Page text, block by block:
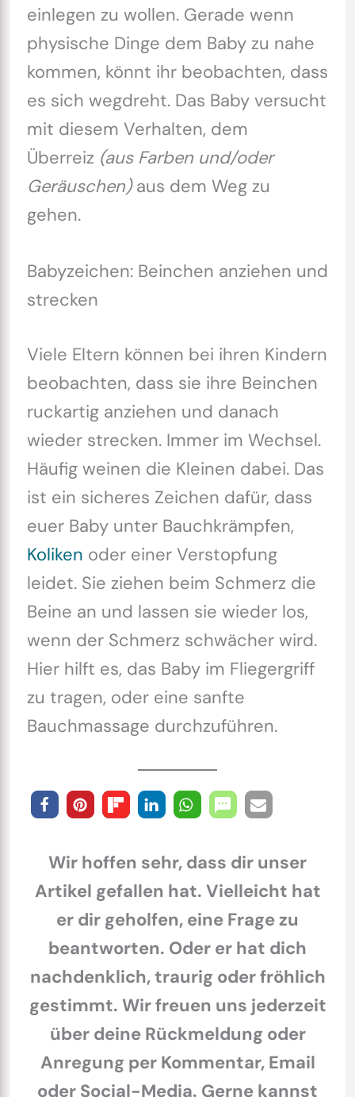
einlegen zu wollen. Gerade wenn
physische Dinge dem Baby zu nahe
kommen, könnt ihr beobachten, dass
es sich wegdreht. Das Baby versucht
mit diesem Verhalten, dem
Überreiz (aus Farben und/oder
Geräuschen)aus dem Weg zu
gehen.
Babyzeichen: Beinchen anziehen und
strecken
Viele Eltern können bei ihren Kindern
beobachten, dass sie ihre Beinchen
ruckartig anziehen und danach
wieder strecken. Immer im Wechsel.
Häufig weinen die Kleinen dabei. Das
ist ein sicheres Zeichen dafür, dass
euer Baby unter Bauchkrämpfen,
Koliken oder einer Verstopfung
leidet. Sie ziehen beim Schmerz die
Beine an und lassen sie wieder los,
wenn der Schmerz schwächer wird.
Hier hilft es, das Baby im Fliegergriff
zu tragen, oder eine sanfte
Bauchmassage durchzuführen.
Wir hoffen sehr, dass dir unser
Artikel gefallen hat. Vielleicht hat
er dir geholfen, eine Frage zu
beantworten. Oder er hat dich
nachdenklich, traurig oder fröhlich
gestimmt. Wir freuen uns jederzeit
über deine Rückmeldung oder
Anregung per Kommentar, Email
oder Social-Media. Gerne kannst